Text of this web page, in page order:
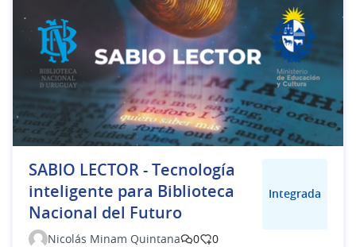
SABIO LECTOR - Tecnología
inteligente para Biblioteca
Nacional del Futuro
Integrada
Nicolás Minam Quintana 0 0